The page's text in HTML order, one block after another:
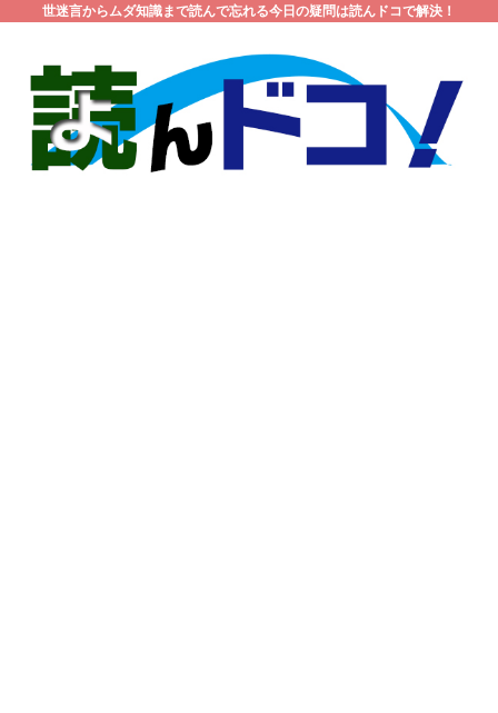
世迷言からムダ知識まで読んで忘れる今日の疑問は読んドコで解決！